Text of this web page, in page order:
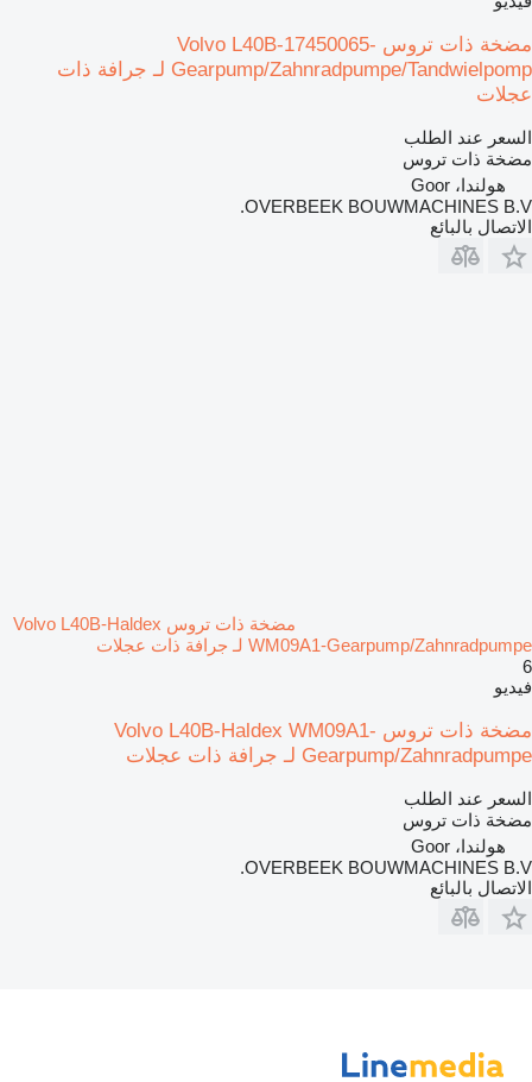
مضخة ذات تروس Volvo L40B-17450065-
Gearpump/Zahnradpumpe/Tandwielpomp لـ جرافة ذات
عجلات
السعر عند الطلب
مضخة ذات تروس
هولندا، Goor
OVERBEEK BOUWMACHINES B.V.
الاتصال بالبائع
مضخة ذات تروس Volvo L40B-Haldex
WM09A1-Gearpump/Zahnradpumpe لـ جرافة ذات عجلات
6
فيديو
مضخة ذات تروس Volvo L40B-Haldex WM09A1-
Gearpump/Zahnradpumpe لـ جرافة ذات عجلات
السعر عند الطلب
مضخة ذات تروس
هولندا، Goor
OVERBEEK BOUWMACHINES B.V.
الاتصال بالبائع